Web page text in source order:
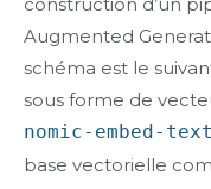
Augmented
schéma est le
sous forme de
nomic-embed-text
base vectorielle